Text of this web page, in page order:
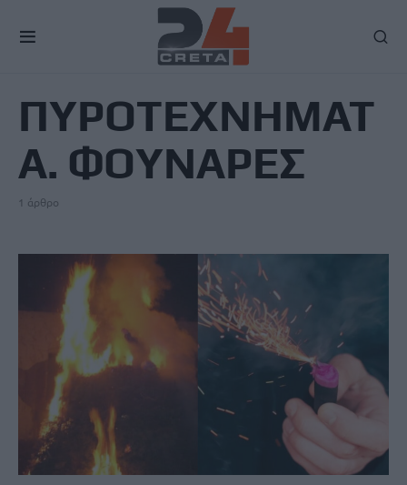
ΠΥΡΟΤΕΧΝΗΜΑΤ
Α. ΦΟΥΝΑΡΕΣ
1 άρθρο